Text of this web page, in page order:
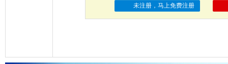
未注册，马上免费注册